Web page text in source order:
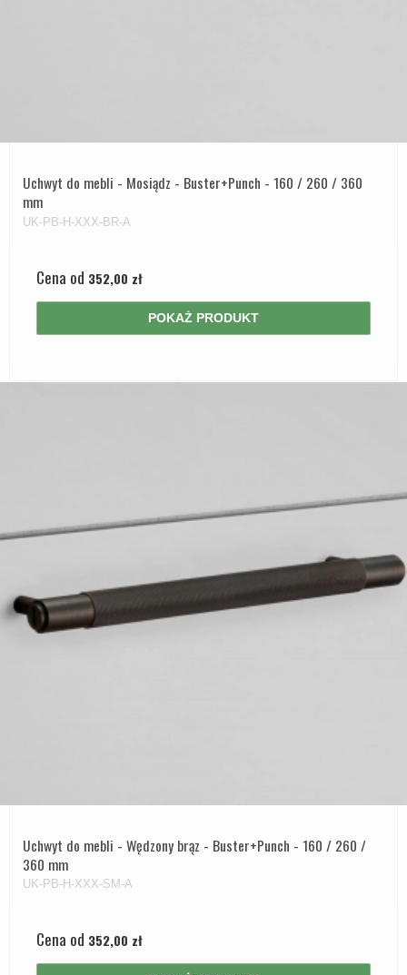
Uchwyt do mebli - Mosiądz - Buster+Punch - 160 / 260 / 360
mm
UK-PB-H-XXX-BR-A
Cena od 352,00 zł
POKAŻ PRODUKT
Uchwyt do mebli - Wędzony brąz - Buster+Punch - 160 / 260 /
360 mm
UK-PB-H-XXX-SM-A
Cena od 352,00 zł